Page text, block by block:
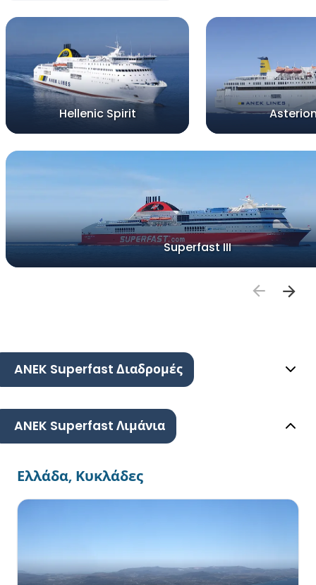
Hellenic Spirit
Superfast III
ANEK Superfast Διαδρομές
ANEK Superfast Λιμάνια
Ελλάδα, Κυκλάδες